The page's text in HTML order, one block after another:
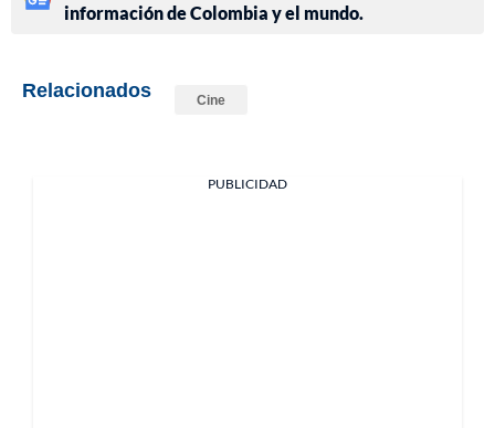
información de Colombia y el mundo.
Relacionados Cine
PUBLICIDAD